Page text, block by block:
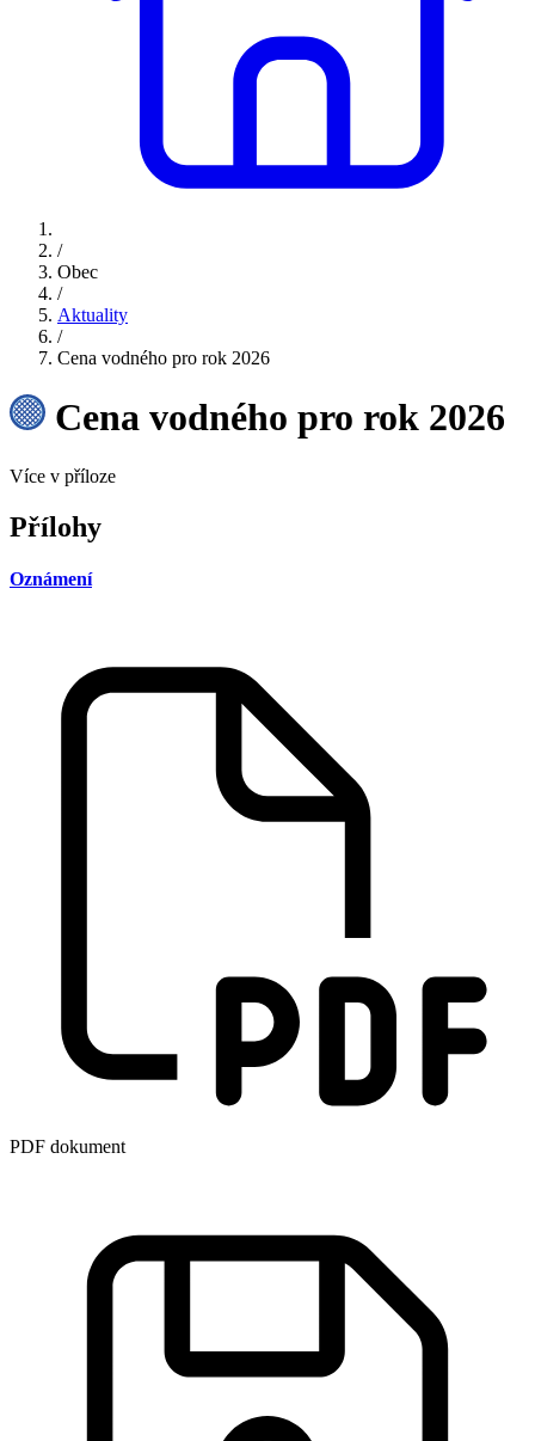
/
Obec
/
Aktuality
/
Cena vodného pro rok 2026
Cena vodného pro rok 2026
Více v příloze
Přílohy
Oznámení
PDF dokument